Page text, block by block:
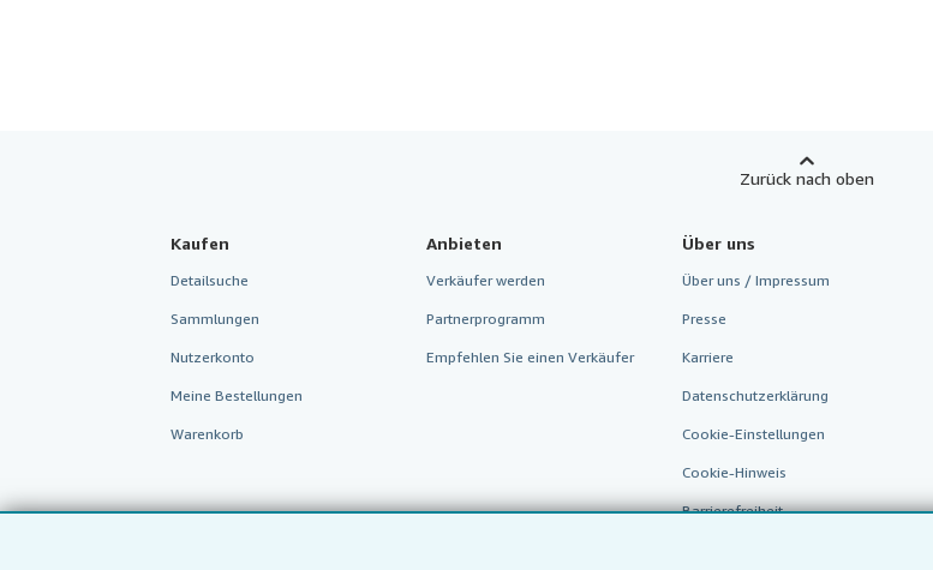
Zurück nach oben
Kaufen
Detailsuche
Sammlungen
Nutzerkonto
Meine Bestellungen
Warenkorb
Anbieten
Verkäufer werden
Partnerprogramm
Empfehlen Sie einen Verkäufer
Über uns
Über uns / Impressum
Presse
Karriere
Datenschutzerklärung
Cookie-Einstellungen
Cookie-Hinweis
Barrierefreiheit